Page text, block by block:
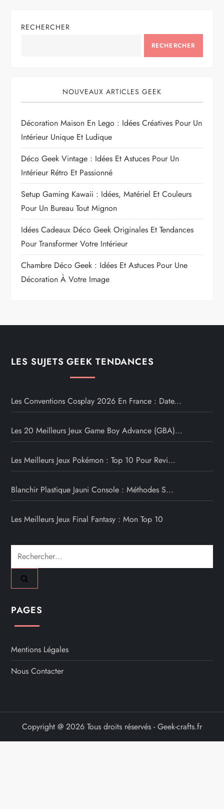
RECHERCHER
RECHERCHER
NOUVEAUX ARTICLES GEEK
Décoration Maison En Lego : Idées Créatives Pour Un
Intérieur Unique Et Ludique
Déco Geek Vintage : Idées Et Astuces Pour Un
Intérieur Rétro Et Passionné
Setup Gaming Kawaii : Idées, Matériel Et Couleurs
Pour Un Bureau Tout Mignon
Idées Cadeaux Déco Geek Originales Et Tendances
Pour Transformer Votre Intérieur
Chambre Déco Geek : Idées Et Astuces Pour Une
Décoration À Votre Image
LES SUJETS GEEK TENDANCES
Les Conventions Cosplay 2026 En France : Date...
Les 20 Meilleurs Jeux Game Boy Advance (GBA)...
Les Meilleurs Jeux Pokémon : Top 10 Pour Revi...
Blanchir Plastique Jauni Console : Méthodes S...
Les Meilleurs Jeux Final Fantasy : Mon Top 10
Rechercher :
PAGES
Mentions Légales
Nous Contacter
Copyright @ 2026 Tous droits réservés - Geek-crafts.fr